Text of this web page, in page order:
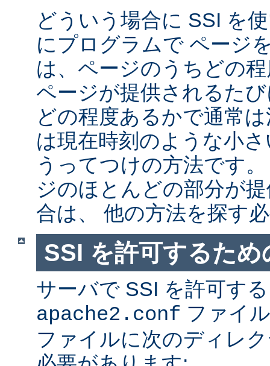
どういう場合に SSI を
にプログラムで ページ
は、ページのうちどの
ページが提供されるた
どの程度あるかで通常
は現在時刻のような小
うってつけの方法です
ジのほとんどの部分が
合は、 他の方法を探す
SSI を許可するた
サーバで SSI を許可す
apache2.conf ファイ
ファイルに次のディレ